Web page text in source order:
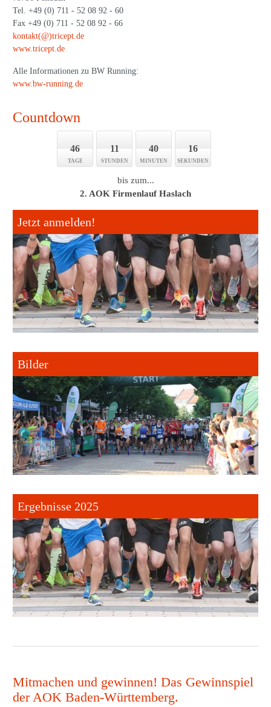
Tel. +49 (0) 711 - 52 08 92 - 60
Fax +49 (0) 711 - 52 08 92 - 66
kontakt(@)tricept.de
www.tricept.de
Alle Informationen zu BW Running:
www.bw-running.de
Countdown
46
TAGE
11
STUNDEN
40
MINUTEN
16
SEKUNDEN
bis zum...
2. AOK Firmenlauf Haslach
Jetzt anmelden!
Bilder
Ergebnisse 2025
Mitmachen und gewinnen! Das Gewinnspiel
der AOK Baden-Württemberg.